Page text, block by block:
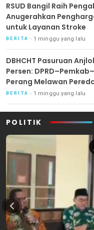
RSUD Bangil Raih
Anugerahkan
untuk Layanan Stroke
BERITA 1 minggu yang lalu
DBHCHT Pasuruan
Persen:
Perang Melawan
BERITA 1 minggu yang lalu
POLITIK